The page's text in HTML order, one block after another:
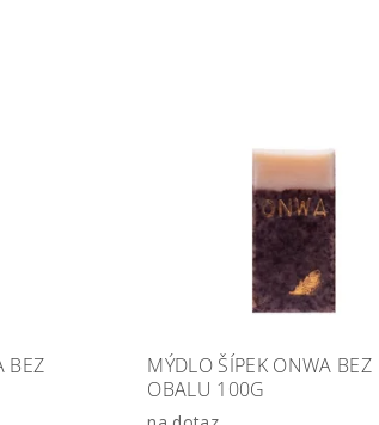
BEZ
MÝDLO ŠÍPEK ONWA BEZ
OBALU 100G